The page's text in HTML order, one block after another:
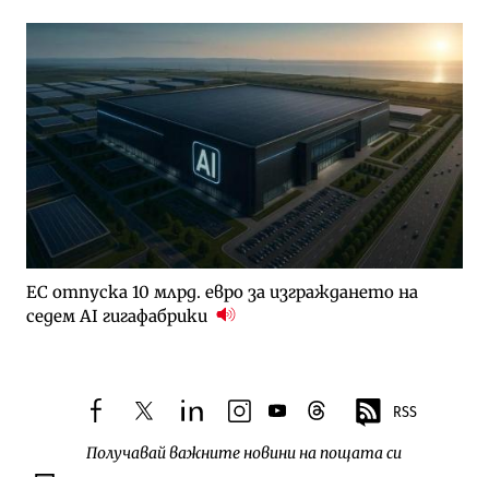
ЕС отпуска 10 млрд. евро за изграждането на
седем AI гигафабрики
facebooktwitterlinkedininstagram
youtubethreads RSS
Получавай важните новини на пощата си